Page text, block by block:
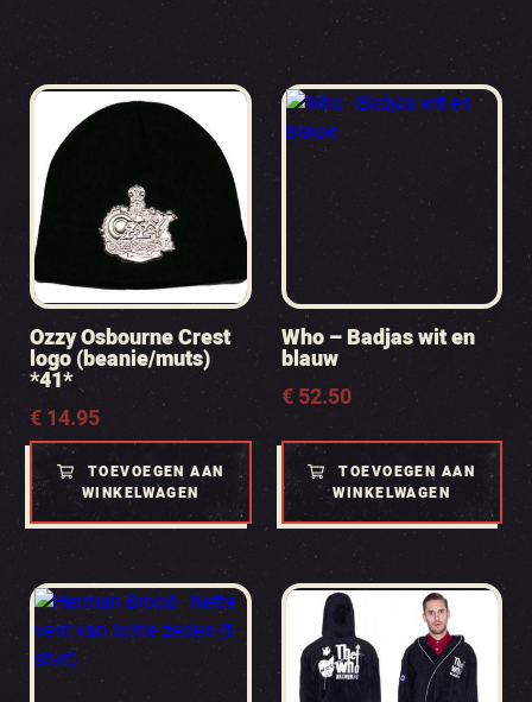
Ozzy Osbourne Crest
logo (beanie/muts)
*41*
€14.95
TOEVOEGEN AAN
WINKELWAGEN
Who – Badjas wit en
blauw
€52.50
TOEVOEGEN AAN
WINKELWAGEN